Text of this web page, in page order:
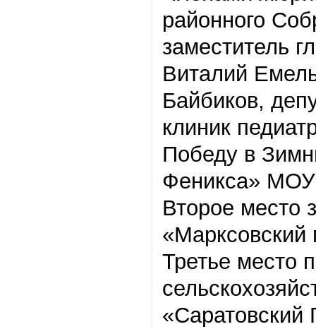
районного
заместитель
Виталий
Байбиков,
клиник
Победу в
Феникса» МОУ
Второе
«Марксовский
Третье место